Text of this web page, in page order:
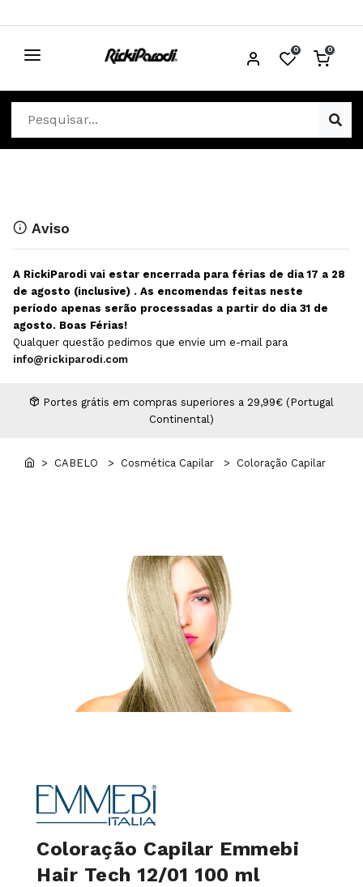
0 0
CABELO
Cosmética Capilar
Equipamentos Elétricos
Escovas e Pente
Extensões
MAN WORLD - Espaço Homem
Professional Wear
Depilação
Descartáveis Estética
Diversos Estética
Equipamentos Depilação
Maquilhagem Profissional
Aviso
A RickiParodi vai estar encerrada para férias de dia 17 a 28
de agosto (inclusive) . As encomendas feitas neste
período apenas serão processadas a partir do dia 31 de
agosto. Boas Férias!
Qualquer questão pedimos que envie um e-mail para
info@rickiparodi.com
Portes grátis em compras superiores a 29,99€ (Portugal
Continental)
> CABELO > Cosmética Capilar > Coloração Capilar
Coloração Capilar Emmebi
Hair Tech 12/01 100 ml